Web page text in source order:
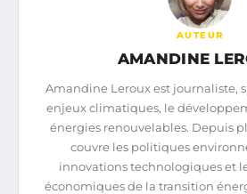
AUTEUR
AMANDINE
Amandine Leroux est journaliste,
enjeux climatiques, le
énergies renouvelables. Depuis
couvre les politiques
innovations technologiques et
économiques de la transition